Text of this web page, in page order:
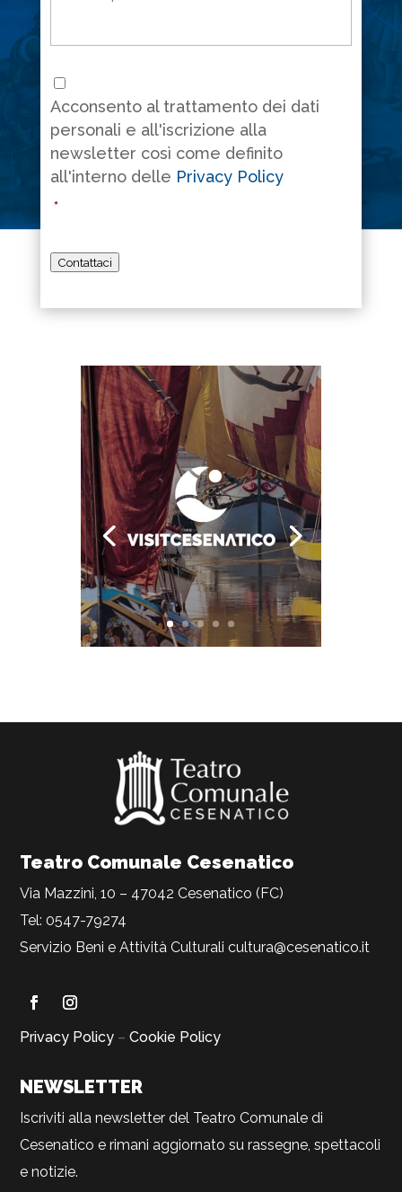
Consenso
Acconsento al trattamento dei dati
personali e all'iscrizione alla
newsletter così come definito
all'interno delle Privacy Policy
*
Contattaci
Teatro Comunale Cesenatico
Via Mazzini, 10 – 47042 Cesenatico (FC)
Tel: 0547-79274
Servizio Beni e Attività Culturalicultura@cesenatico.it
Privacy Policy –Cookie Policy
NEWSLETTER
Iscriviti alla newsletter del Teatro Comunale di
Cesenatico e rimani aggiornato su rassegne, spettacoli
e notizie.